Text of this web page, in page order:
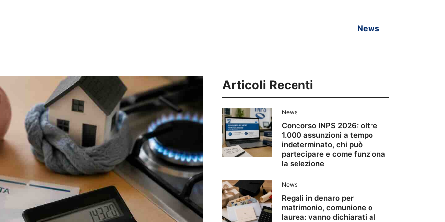
News
Articoli Recenti
News
Concorso INPS 2026: oltre
1.000 assunzioni a tempo
indeterminato, chi può
partecipare e come funziona
la selezione
News
Regali in denaro per
matrimonio, comunione o
laurea: vanno dichiarati al